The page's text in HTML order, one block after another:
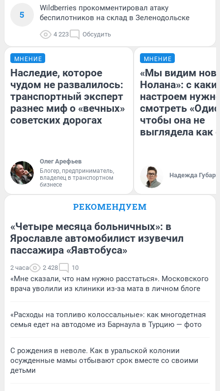
5
Wildberries прокомментировал атаку
беспилотников на склад в Зеленодольске
4 223 Обсудить
МНЕНИЕ
Наследие, которое
чудом не развалилось:
транспортный эксперт
разнес миф о «вечных»
советских дорогах
Олег Арефьев
Блогер, предприниматель,
владелец в транспортном
бизнесе
МНЕНИЕ
«Мы видим
Нолана»: с
настроем
смотреть
чтобы она не
выглядела как
Надежда Губарь
РЕКОМЕНДУЕМ
«Четыре месяца больничных»: в
Ярославле автомобилист изувечил
пассажира «Яавтобуса»
2 часа 2 428 10
«Мне сказали, что нам нужно расстаться». Московского
врача уволили из клиники из-за мата в личном блоге
«Расходы на топливо колоссальные»: как многодетная
семья едет на автодоме из Барнаула в Турцию — фото
С рождения в неволе. Как в уральской колонии
осужденные мамы отбывают срок вместе со своими
детьми